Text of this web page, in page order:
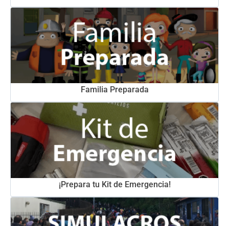
Familia Preparada
¡Prepara tu Kit de Emergencia!